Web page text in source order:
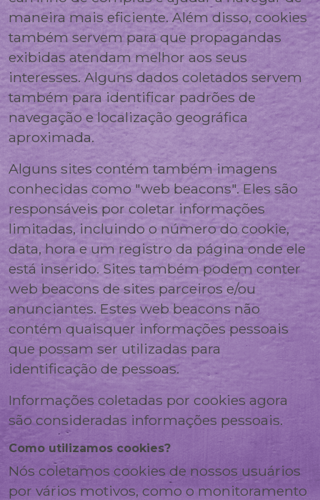
maneira mais eficiente. Além disso, cookies
também servem para que propagandas
exibidas atendam melhor aos seus
interesses. Alguns dados coletados servem
também para identificar padrões de
navegação e localização geográfica
aproximada.
Alguns sites contém também imagens
conhecidas como "web beacons". Eles são
responsáveis por coletar informações
limitadas, incluindo o número do cookie,
data, hora e um registro da página onde ele
está inserido. Sites também podem conter
web beacons de sites parceiros e/ou
anunciantes. Estes web beacons não
contém quaisquer informações pessoais
que possam ser utilizadas para
identificação de pessoas.
Informações coletadas por cookies agora
são consideradas informações pessoais.
Como utilizamos cookies?
Nós coletamos cookies de nossos usuários
por vários motivos, como o monitoramento